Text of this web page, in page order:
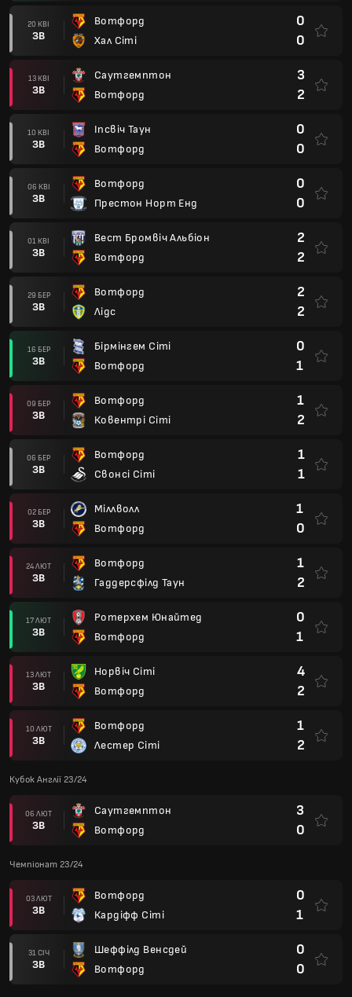
20 КВІ
ЗВ
Вотфорд
Хал Сіті
0
0
13 КВІ
ЗВ
Саутгемптон
Вотфорд
3
2
10 КВІ
ЗВ
Іпсвіч Таун
Вотфорд
0
0
06 КВІ
ЗВ
Вотфорд
Престон Норт Енд
0
0
01 КВІ
ЗВ
Вест Бромвіч Альбіон
Вотфорд
2
2
29 БЕР
ЗВ
Вотфорд
Лідс
2
2
16 БЕР
ЗВ
Бірмінгем Сіті
Вотфорд
0
1
09 БЕР
ЗВ
Вотфорд
Ковентрі Сіті
1
2
06 БЕР
ЗВ
Вотфорд
Свонсі Сіті
1
1
02 БЕР
ЗВ
Міллволл
Вотфорд
1
0
24 ЛЮТ
ЗВ
Вотфорд
Гаддерсфілд Таун
1
2
17 ЛЮТ
ЗВ
Ротерхем Юнайтед
Вотфорд
0
1
13 ЛЮТ
ЗВ
Норвіч Сіті
Вотфорд
4
2
10 ЛЮТ
ЗВ
Вотфорд
Лестер Сіті
1
2
Кубок Англії 23/24
06 ЛЮТ
ЗВ
Саутгемптон
Вотфорд
3
0
Чемпіонат 23/24
03 ЛЮТ
ЗВ
Вотфорд
Кардіфф Сіті
0
1
31 СІЧ
ЗВ
Шеффілд Венсдей
Вотфорд
0
0